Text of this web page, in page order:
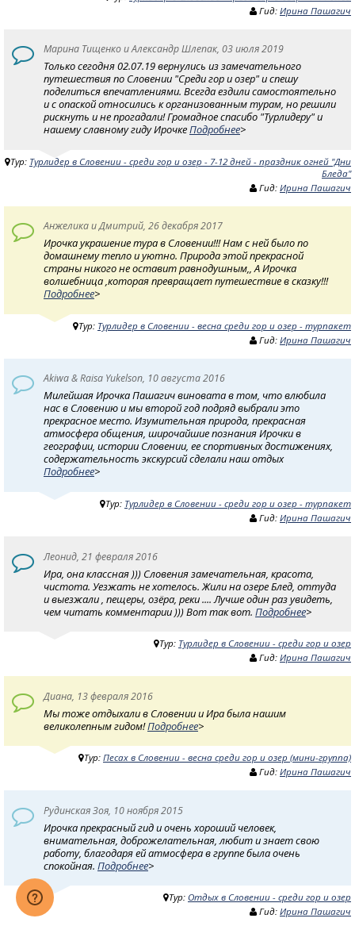
Гид: Ирина Пашагич
Марина Тищенко и Александр Шлепак, 03 июля 2019
Только сегодня 02.07.19 вернулись из замечательного
путешествия по Словении "Среди гор и озер" и спешу
поделиться впечатлениями. Всегда ездили самостоятельно
и с опаской относились к организованным турам, но решили
рискнуть и не прогадали! Громадное спасибо "Турлидеру" и
нашему славному гиду ИрочкеПодробнее>
Тур: Турлидер в Словении - среди гор и озер - 7-12 дней - праздник огней "Дни
Бледа"
Гид: Ирина Пашагич
Анжелика и Дмитрий, 26 декабря 2017
Ирочка украшение тура в Словении!!! Нам с ней было по
домашнему тепло и уютно. Природа этой прекрасной
страны никого не оставит равнодушным,, А Ирочка
волшебница ,которая превращает путешествие в сказку!!!
Подробнее>
Тур: Турлидер в Словении - весна среди гор и озер - турпакет
Гид: Ирина Пашагич
Akiwa & Raisa Yukelson, 10 августа 2016
Милейшая Ирочка Пашагич виновата в том, что влюбила
нас в Словению и мы второй год подряд выбрали это
прекрасное место. Изумительная природа, прекрасная
атмосфера общения, широчайшие познания Ирочки в
географии, истории Словении, ее спортивных достижениях,
содержательность экскурсий сделали наш отдых
Подробнее>
Тур: Турлидер в Словении - среди гор и озер - турпакет
Гид: Ирина Пашагич
Леонид, 21 февраля 2016
Ира, она классная ))) Словения замечательная, красота,
чистота. Уезжать не хотелось. Жили на озере Блед, оттуда
и выезжали , пещеры, озёра, реки .... Лучше один раз увидеть,
чем читать комментарии ))) Вот так вот. Подробнее>
Тур: Турлидер в Словении - среди гор и озер
Гид: Ирина Пашагич
Диана, 13 февраля 2016
Мы тоже отдыхали в Словении и Ира была нашим
великолепным гидом!Подробнее>
Тур: Песах в Словении - весна среди гор и озер (мини-группа)
Гид: Ирина Пашагич
Рудинская Зоя, 10 ноября 2015
Ирочка прекрасный гид и очень хороший человек,
внимательная, доброжелательная, любит и знает свою
работу, благодаря ей атмосфера в группе была очень
спокойная. Подробнее>
Тур: Отдых в Словении - среди гор и озер
Гид: Ирина Пашагич